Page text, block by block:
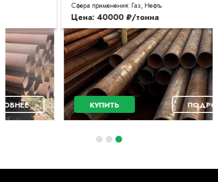
Сфера применения: Газ, Нефть
Цена: 40000 ₽/тонна
КУПИТЬ ПОДРОБНЕЕ